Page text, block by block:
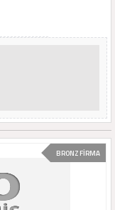
BRONZ FİRMA